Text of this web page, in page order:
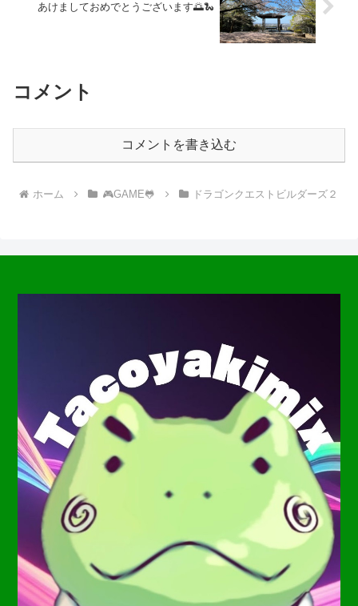
あけましておめでとうございます🌅🐍
コメント
コメントを書き込む
ホーム 🎮GAME🐸 ドラゴンクエストビルダーズ２